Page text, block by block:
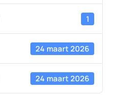
1
24 maart 2026
24 maart 2026